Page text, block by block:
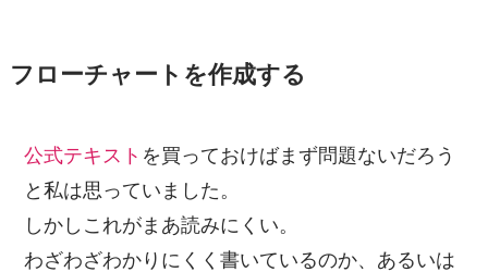
フローチャートを作成する
公式テキスト を買っておけばまず問題ないだろう
と私は思っていました。
しかしこれがまあ読みにくい。
わざわざわかりにくく書いているのか、あるいは